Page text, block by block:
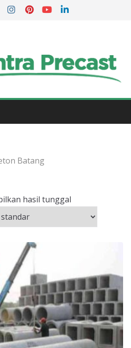
Batang
hasil tunggal